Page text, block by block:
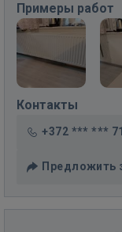
Примеры работ
Контакты
+372 *** *** 71
Предложить